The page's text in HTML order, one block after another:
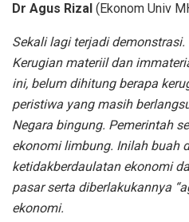
Dr Agus Rizal (Ekonom Univ
Sekali lagi terjadi
Kerugian materiil dan
ini, belum dihitung berapa
peristiwa yang masih
Negara bingung. Pemerintah
ekonomi limbung. Inilah buah
ketidakberdaulatan ekonomi
pasar serta diberlakukannya
ekonomi.